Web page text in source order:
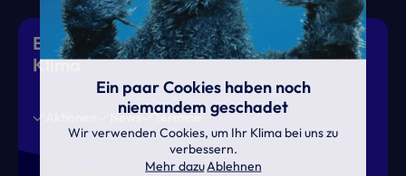
Eiskalte Deals & heiße News für gutes
Klima
News Termine
Ein paar Cookies haben noch
niemandem geschadet
Wir verwenden Cookies, um Ihr Klima bei uns zu
verbessern.
Mehr dazuAblehnen